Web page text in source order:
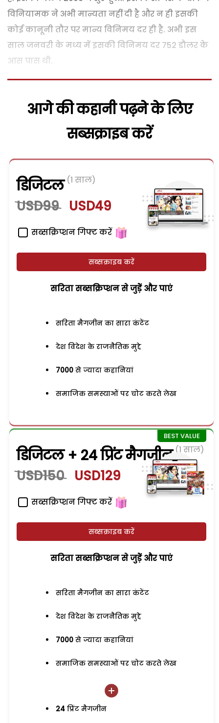
विनियामक ने अभी मान्यता नहीं दी है और न ही इसकी
कोई कानूनी तौर पर मान्य विनिमय दर ही है. अभी इस
साल जनवरी के मध्य में इसकी विनिमय दर 752 डौलर के
आस पास थी.
आगे की कहानी पढ़ने के लिए
सब्सक्राइब करें
डिजिटल (1 साल)
USD99 USD49
सब्सक्रिप्शन गिफ्ट करें
सब्सक्राइब करें
सरिता सब्सक्रिप्शन से जुड़ेें और पाएं
सरिता मैगजीन का सारा कंटेंट
देश विदेश के राजनैतिक मुद्दे
7000 से ज्यादा कहानियां
समाजिक समस्याओं पर चोट करते लेख
डिजिटल + 24 प्रिंट मैगजीन (1 साल)
USD150 USD129
सब्सक्रिप्शन गिफ्ट करें
सब्सक्राइब करें
सरिता सब्सक्रिप्शन से जुड़ेें और पाएं
सरिता मैगजीन का सारा कंटेंट
देश विदेश के राजनैतिक मुद्दे
7000 से ज्यादा कहानियां
समाजिक समस्याओं पर चोट करते लेख
24 प्रिंट मैगजीन